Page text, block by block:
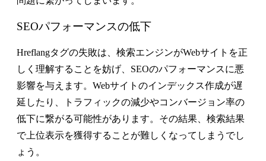
SEOパフォーマンスの低下
Hreflangタグの失敗は、検索エンジンがWebサイトを正
しく理解することを妨げ、SEOのパフォーマンスに悪
影響を与えます。Webサイトのインデックス作成が遅
延したり、トラフィックの減少やコンバージョン率の
低下に繋がる可能性があります。その結果、検索結果
で上位表示を獲得することが難しくなってしまうでし
ょう。